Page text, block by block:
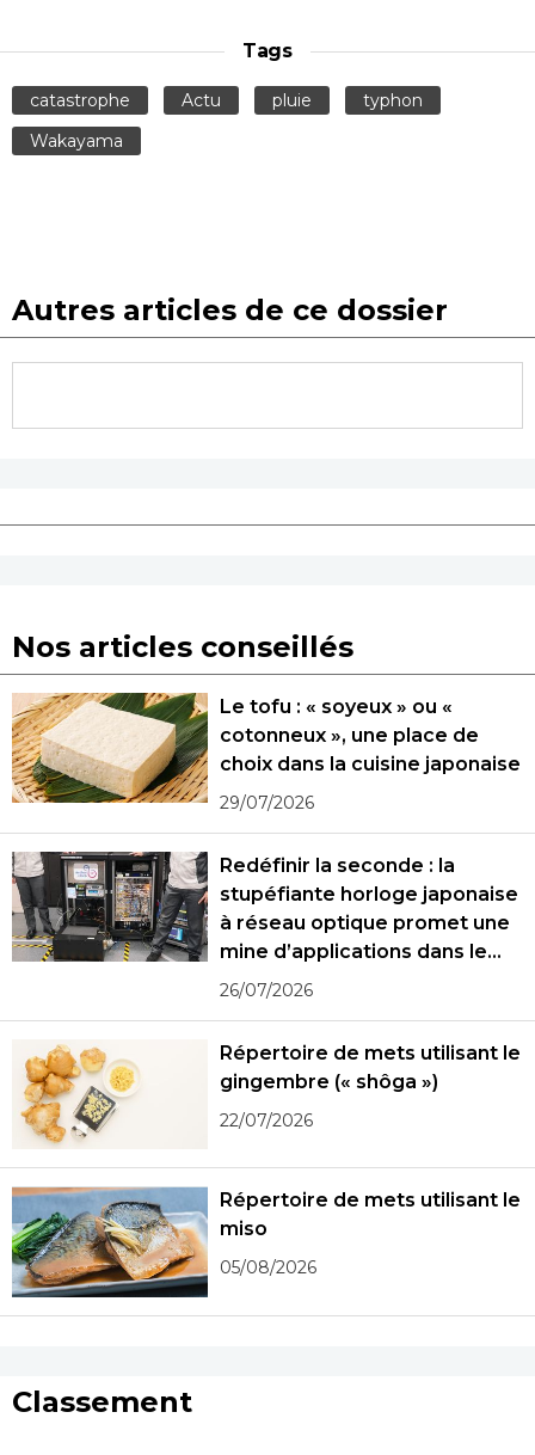
Tags
catastrophe Actu pluie
typhon
Wakayama
Autres articles de ce dossier
Nos articles conseillés
Le tofu : « soyeux » ou «
cotonneux », une place de
choix dans la cuisine japonaise
29/07/2026
Redéfinir la seconde : la
stupéfiante horloge japonaise
à réseau optique promet une
mine d’applications dans le
monde réel
26/07/2026
Répertoire de mets utilisant le
gingembre (« shôga »)
22/07/2026
Répertoire de mets utilisant le
miso
05/08/2026
Classement